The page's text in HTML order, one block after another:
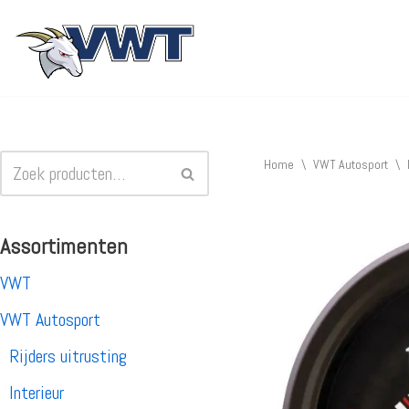
Ga
Assortimenten
VWT
VWT Autosport
Rijders uitrusting
Interieur
Home \ VWT Autosport \